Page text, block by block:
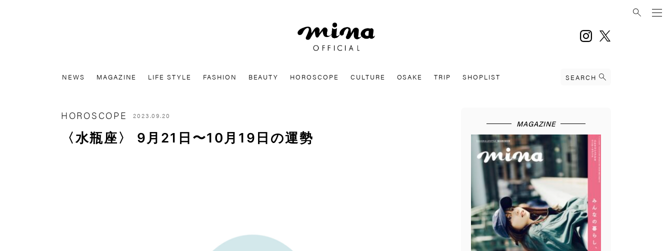
instagram
NEWS MAGAZINE LIFE STYLE FASHION BEAUTY HOROSCOPE CULTURE OSAKE TRIP SHOPLIST SEARCH
HOROSCOPE 2023.09.20
〈水瓶座〉 9月21日〜10月19日の運勢
MAGAZINE